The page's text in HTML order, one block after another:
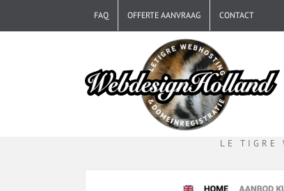
naar
FAQ OFFERTE AANVRAAG CONTACT
LE TIGRE